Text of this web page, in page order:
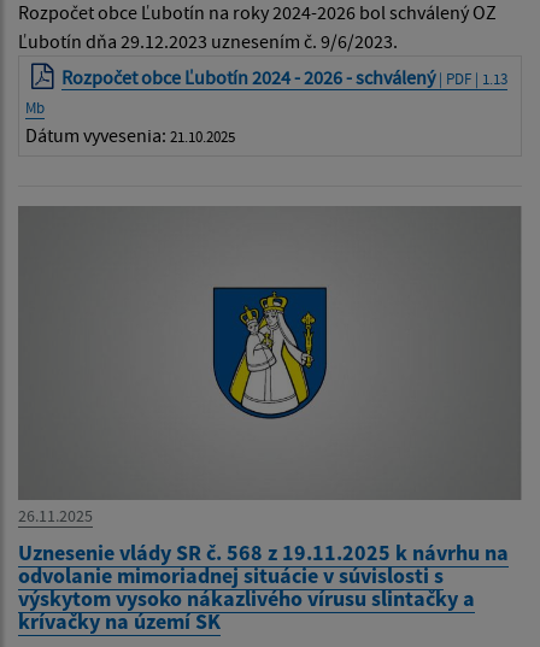
Rozpočet obce Ľubotín na roky 2024-2026 bol schválený OZ
Ľubotín dňa 29.12.2023 uznesením č. 9/6/2023.
Rozpočet obce Ľubotín 2024 - 2026 - schválený| PDF | 1.13
Mb
Dátum vyvesenia: 21.10.2025
26.11.2025
Uznesenie vlády SR č. 568 z 19.11.2025 k návrhu na
odvolanie mimoriadnej situácie v súvislosti s
výskytom vysoko nákazlivého vírusu slintačky a
krívačky na území SK